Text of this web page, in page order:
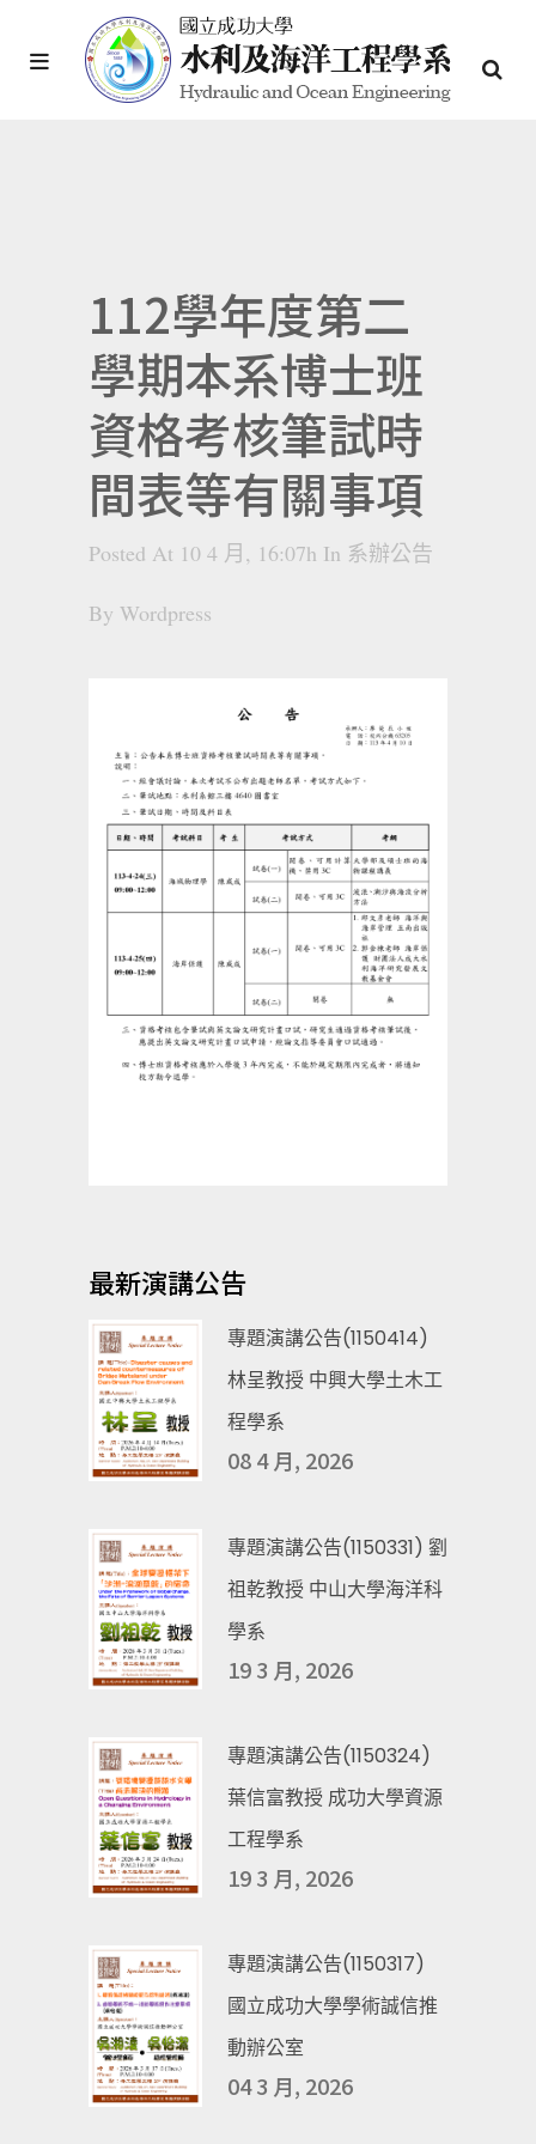
112學年度第二
學期本系博士班
資格考核筆試時
間表等有關事項
Posted At 10 4 月, 16:07h In 系辦公告
By Wordpress
最新演講公告
專題演講公告(1150414)
林呈教授 中興大學土木工
程學系
08 4 月, 2026
專題演講公告(1150331) 劉
祖乾教授 中山大學海洋科
學系
19 3 月, 2026
專題演講公告(1150324)
葉信富教授 成功大學資源
工程學系
19 3 月, 2026
專題演講公告(1150317)
國立成功大學學術誠信推
動辦公室
04 3 月, 2026